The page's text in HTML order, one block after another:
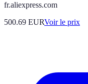
fr.aliexpress.com
500.69 EURVoir le prix